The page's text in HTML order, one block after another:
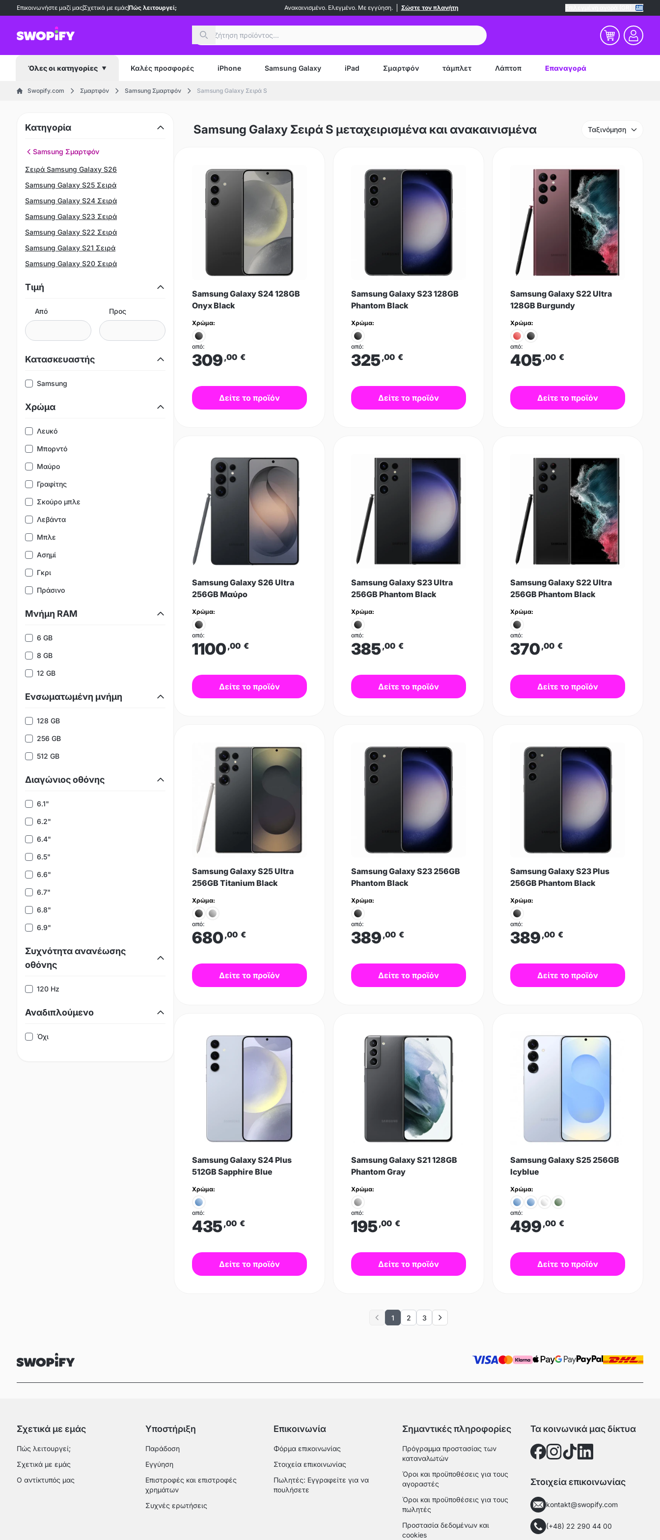
Επικοινωνήστε μαζί μαςΣχετικά με εμάςΠώς λειτουργεί; Ανακαινισμένο. Ελεγμένο. Με εγγύηση. Σώστε τον πλανήτη
Όλες οι κατηγορίες Καλές προσφορές iPhone Samsung Galaxy iPad Σμαρτφόν τάμπλετ Λάπτοπ Επαναγορά
Swopify.com Σμαρτφόν Samsung Σμαρτφόν Samsung Galaxy Σειρά S
Κατηγορία
Samsung Σμαρτφόν
Σειρά Samsung Galaxy S26
Samsung Galaxy S25 Σειρά
Samsung Galaxy S24 Σειρά
Samsung Galaxy S23 Σειρά
Samsung Galaxy S22 Σειρά
Samsung Galaxy S21 Σειρά
Samsung Galaxy S20 Σειρά
Τιμή
Από Προς
Κατασκευαστής
Samsung
Χρώμα
Λευκό
Μπορντό
Μαύρο
Γραφίτης
Σκούρο μπλε
Λεβάντα
Μπλε
Ασημί
Γκρι
Πράσινο
Μνήμη RAM
6 GB
8 GB
12 GB
Ενσωματωμένη μνήμη
128 GB
256 GB
512 GB
Διαγώνιος οθόνης
6.1"
6.2"
6.4"
6.5"
6.6"
6.7"
6.8"
6.9"
Συχνότητα ανανέωσης
οθόνης
120 Hz
Αναδιπλούμενο
Όχι
Samsung Galaxy Σειρά S μεταχειρισμένα και ανακαινισμένα Ταξινόμηση
Samsung Galaxy S24 128GB
Onyx Black
Χρώμα:
από:
309 ,00 €
Δείτε το προϊόν
Samsung Galaxy S23 128GB
Phantom Black
Χρώμα:
από:
325,00 €
Δείτε το προϊόν
Samsung Galaxy S22 Ultra
128GB Burgundy
Χρώμα:
από:
405,00 €
Δείτε το προϊόν
Samsung Galaxy S26 Ultra
256GB Μαύρο
Χρώμα:
από:
1100,00 €
Δείτε το προϊόν
Samsung Galaxy S23 Ultra
256GB Phantom Black
Χρώμα:
από:
385,00 €
Δείτε το προϊόν
Samsung Galaxy S22 Ultra
256GB Phantom Black
Χρώμα:
από:
370,00 €
Δείτε το προϊόν
Samsung Galaxy S25 Ultra
256GB Titanium Black
Χρώμα:
από:
680,00 €
Δείτε το προϊόν
Samsung Galaxy S23 256GB
Phantom Black
Χρώμα:
από:
389 ,00 €
Δείτε το προϊόν
Samsung Galaxy S23 Plus
256GB Phantom Black
Χρώμα:
από:
389 ,00 €
Δείτε το προϊόν
Samsung Galaxy S24 Plus
512GB Sapphire Blue
Χρώμα:
από:
435,00 €
Δείτε το προϊόν
Samsung Galaxy S21 128GB
Phantom Gray
Χρώμα:
από:
195,00 €
Δείτε το προϊόν
Samsung Galaxy S25 256GB
Icyblue
Χρώμα:
από:
499 ,00 €
Δείτε το προϊόν
Previous
1 2 3 Next
Σχετικά με εμάς
Πώς λειτουργεί;
Σχετικά με εμάς
Ο αντίκτυπός μας
Υποστήριξη
Παράδοση
Εγγύηση
Επιστροφές και επιστροφές
χρημάτων
Συχνές ερωτήσεις
Επικοινωνία
Φόρμα επικοινωνίας
Στοιχεία επικοινωνίας
Πωλητές: Εγγραφείτε για να
πουλήσετε
Σημαντικές πληροφορίες
Πρόγραμμα προστασίας των
καταναλωτών
Όροι και προϋποθέσεις για τους
αγοραστές
Όροι και προϋποθέσεις για τους
πωλητές
Προστασία δεδομένων και
cookies
Τα κοινωνικά μας δίκτυα
Στοιχεία επικοινωνίας
kontakt@swopify.com
(+48) 22 290 44 00